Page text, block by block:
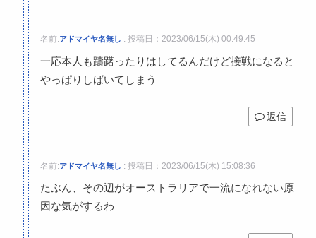
名前:アドマイヤ名無し : 投稿日：2023/06/15(木) 00:49:45
一応本人も躊躇ったりはしてるんだけど接戦になると
やっぱりしばいてしまう
返信
名前:アドマイヤ名無し : 投稿日：2023/06/15(木) 15:08:36
たぶん、その辺がオーストラリアで一流になれない原
因な気がするわ